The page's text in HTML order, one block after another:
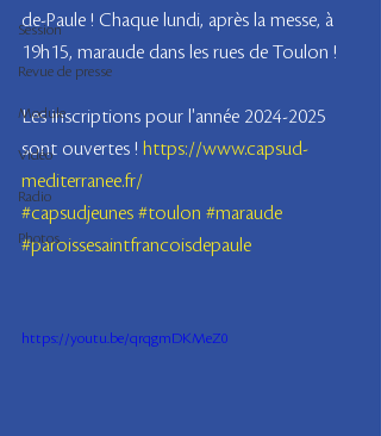
Session
Revue de presse
Module
Vidéo
Radio
Photos
de-Paule ! Chaque lundi, après la messe, à
19h15, maraude dans les rues de Toulon !
Les inscriptions pour l'année 2024-2025
sont ouvertes ! https://www.capsud-
mediterranee.fr/
#capsudjeunes #toulon #maraude
#paroissesaintfrancoisdepaule
https://youtu.be/qrqgmDKMeZ0